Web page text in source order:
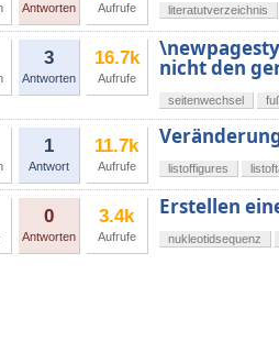
Antworten Aufrufe literatutverzeichnis
3
Antworten
16.7k
Aufrufe nicht den
seitenwechsel
1
Antwort
11.7k
Aufrufe listoffigures
0
Antworten
3.4k
Aufrufe
Erstellen
nukleotidsequenz